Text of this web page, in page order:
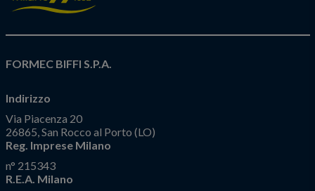
FORMEC BIFFI S.P.A.
Indirizzo
Via Piacenza 20
26865, San Rocco al Porto (LO)
Reg. Imprese Milano
n° 215343
R.E.A. Milano